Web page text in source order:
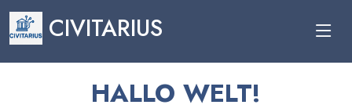
CIVITARIUS
HALLO WELT!